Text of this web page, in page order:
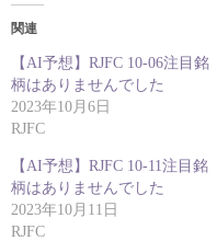
関連
【AI予想】RJFC 10-06注目銘
柄はありませんでした
2023年10月6日
RJFC
【AI予想】RJFC 10-11注目銘
柄はありませんでした
2023年10月11日
RJFC